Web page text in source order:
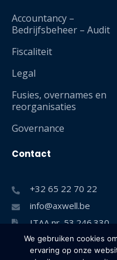
Accountancy –
Bedrijfsbeheer – Audit
Fiscaliteit
Legal
Fusies, overnames en
reorganisaties
Governance
Contact
+32 65 22 70 22
info@axwell.be
ITAA nr. 53.246.330​
We gebruiken cookies
ervaring op onze